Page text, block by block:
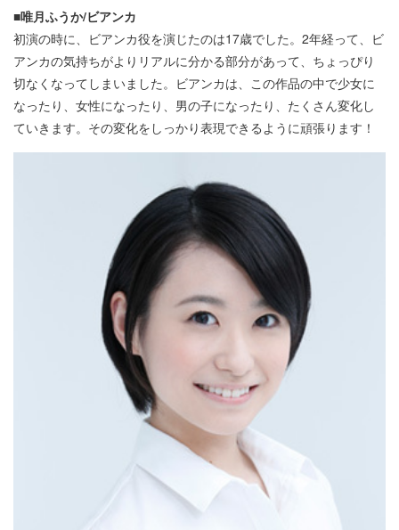
■唯月ふうか/ビアンカ
初演の時に、ビアンカ役を演じたのは17歳でした。2年経って、ビ
アンカの気持ちがよりリアルに分かる部分があって、ちょっぴり
切なくなってしまいました。ビアンカは、この作品の中で少女に
なったり、女性になったり、男の子になったり、たくさん変化し
ていきます。その変化をしっかり表現できるように頑張ります！